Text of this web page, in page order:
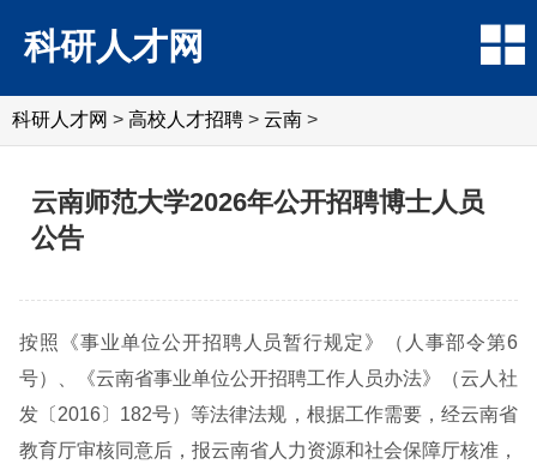
科研人才网
科研人才网 > 高校人才招聘 > 云南 >
云南师范大学2026年公开招聘博士人员
公告
按照《事业单位公开招聘人员暂行规定》（人事部令第6
号）、《云南省事业单位公开招聘工作人员办法》（云人社
发〔2016〕182号）等法律法规，根据工作需要，经云南省
教育厅审核同意后，报云南省人力资源和社会保障厅核准，